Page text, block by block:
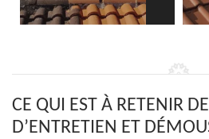
CE QUI EST À RETENIR
D’ENTRETIEN ET